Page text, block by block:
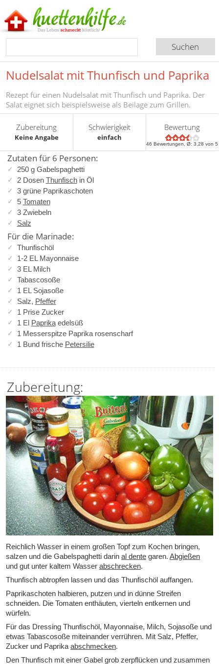
Nudelsalat mit Thunfisch und Paprika
Rezept für einen Nudelsalat mit Thunfisch und Paprika. Der
Salat eignet sich beispielsweise als Beilage zum Grillen.
Zubereitung
Keine Angabe
Schwierigkeit
einfach
Bewertung
46 Bewertungen, Ø:3,28 von 5
Zutaten für 6 Personen:
250 g Gabelspaghetti
2 Dosen Thunfischin Öl
3 grüne Paprikaschoten
5 Tomaten
3 Zwiebeln
Salz
Für die Marinade:
Thunfischöl
1-2 EL Mayonnaise
3 EL Milch
Tabascosoße
1 EL Sojasoße
Salz, Pfeffer
1 Prise Zucker
1 El Paprikaedelsüß
1 Messerspitze Paprika rosenscharf
1 Bund frische Petersilie
Zubereitung:
Reichlich Wasser in einem großen Topf zum Kochen bringen,
salzen und die Gabelspaghetti darin al dente garen. Abgießen
und gut unter kaltem Wasser abschrecken.
Thunfisch abtropfen lassen und das Thunfischöl auffangen.
Paprikaschoten halbieren, putzen und in dünne Streifen
schneiden. Die Tomaten enthäuten, vierteln entkernen und
würfeln.
Für das Dressing Thunfischöl, Mayonnaise, Milch, Sojasoße und
etwas Tabascosoße miteinander verrühren. Mit Salz, Pfeffer,
Zucker und Paprika abschmecken.
Den Thunfisch mit einer Gabel grob zerpflücken und zusammen